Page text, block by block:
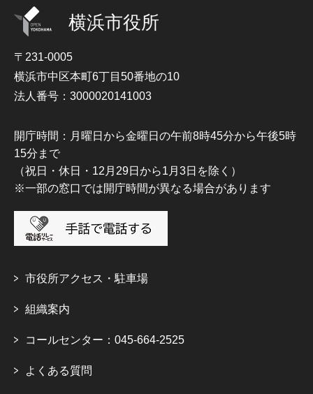
横浜市役所
〒231-0005
横浜市中区本町6丁目50番地の10
法人番号：3000020141003
開庁時間：月曜日から金曜日の午前8時45分から午後5時
15分まで
（祝日・休日・12月29日から1月3日を除く）
※一部の窓口では開庁時間が異なる場合があります
市役所アクセス・駐車場
組織案内
コールセンター：045-664-2525
よくある質問